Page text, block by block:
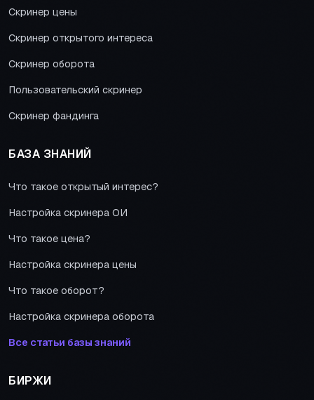
Скринер цены
Скринер открытого интереса
Скринер оборота
Пользовательский скринер
Скринер фандинга
БАЗА ЗНАНИЙ
Что такое открытый интерес?
Настройка скринера ОИ
Что такое цена?
Настройка скринера цены
Что такое оборот?
Настройка скринера оборота
Все статьи базы знаний
БИРЖИ